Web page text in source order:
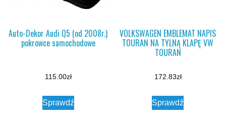
Auto-Dekor Audi Q5 (od 2008r.)
pokrowce samochodowe
115.00zł
Sprawdź
VOLKSWAGEN EMBLEMAT NAPIS
TOURAN NA TYLNĄ KLAPĘ VW
TOURAN
172.83zł
Sprawdź